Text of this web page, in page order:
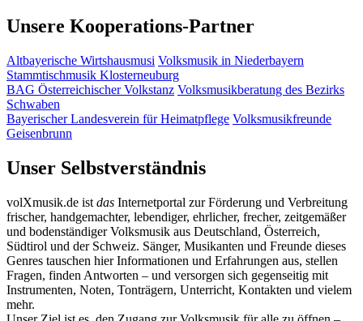
Unsere Kooperations-Partner
Altbayerische Wirtshausmusi Volksmusik in Niederbayern
Stammtischmusik Klosterneuburg
BAG Österreichischer Volkstanz Volksmusikberatung des Bezirks
Schwaben
Bayerischer Landesverein für Heimatpflege Volksmusikfreunde
Geisenbrunn
Unser Selbstverständnis
volXmusik.de ist das Internetportal zur Förderung und Verbreitung
frischer, handgemachter, lebendiger, ehrlicher, frecher, zeitgemäßer
und bodenständiger Volksmusik aus Deutschland, Österreich,
Südtirol und der Schweiz. Sänger, Musikanten und Freunde dieses
Genres tauschen hier Informationen und Erfahrungen aus, stellen
Fragen, finden Antworten – und versorgen sich gegenseitig mit
Instrumenten, Noten, Tonträgern, Unterricht, Kontakten und vielem
mehr.